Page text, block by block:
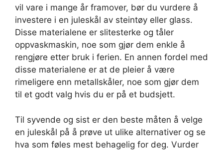
vil vare i mange år framover, bør du vurdere å
investere i en juleskål av steintøy eller glass.
Disse materialene er slitesterke og tåler
oppvaskmaskin, noe som gjør dem enkle å
rengjøre etter bruk i ferien. En annen fordel med
disse materialene er at de pleier å være
rimeligere enn metallskåler, noe som gjør dem
til et godt valg hvis du er på et budsjett.
Til syvende og sist er den beste måten å velge
en juleskål på å prøve ut ulike alternativer og se
hva som føles mest behagelig for deg. Vurder